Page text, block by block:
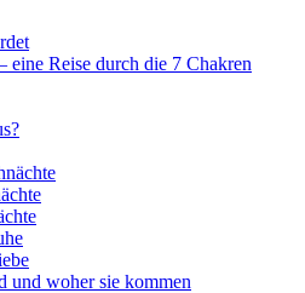
Reise durch die 7 Chakren
und woher sie kommen